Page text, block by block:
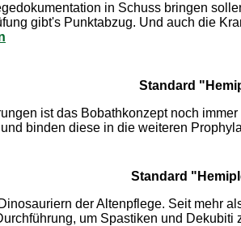
in Schuss bringen
gibt's Punktabzug. Und auch die
Standard
ist das Bobathkonzept noch
binden diese in die weiteren
Standard
der Altenpflege. Seit mehr
um Spastiken und Dekubiti